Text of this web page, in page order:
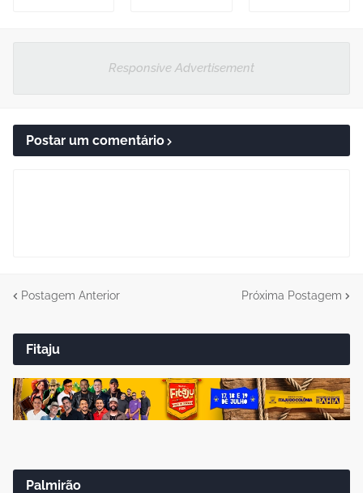
Responsive Advertisement
Postar um comentário
Postagem Anterior Próxima Postagem
Fitaju
Palmirão